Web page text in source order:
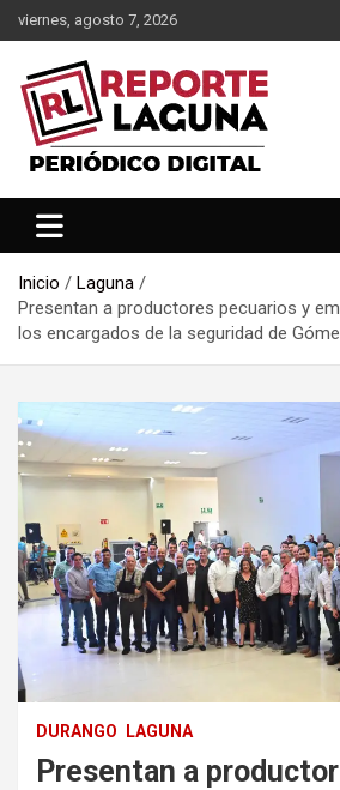
Saltar
al
contenido
viernes, agosto 7, 2026
Reporte Laguna
Inicio
Laguna
Presentan a productores pecuarios y
los encargados de la seguridad de
DURANGO LAGUNA
Presentan a